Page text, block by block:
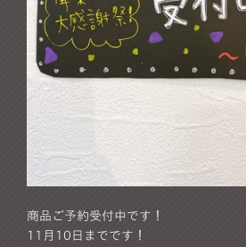
商品ご予約受付中です！
11月10日までです！